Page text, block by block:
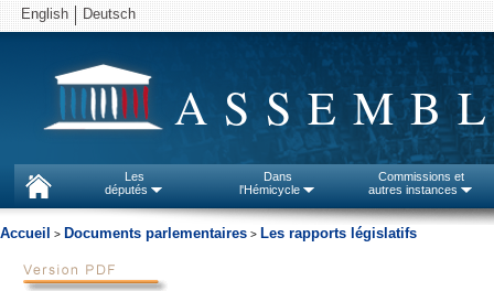
English Deutsch
Les
députés
Dans
l'Hémicycle
Commissions et
autres instances
Accueil > Documents parlementaires > Les rapports législatifs